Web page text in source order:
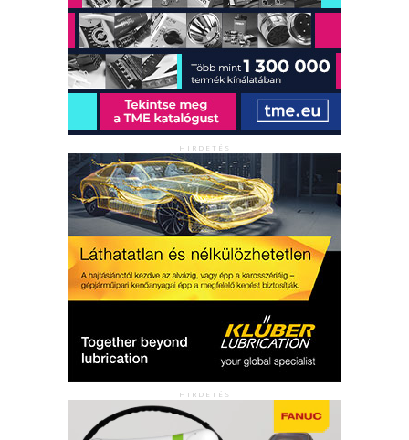
HIRDETÉS
HIRDETÉS